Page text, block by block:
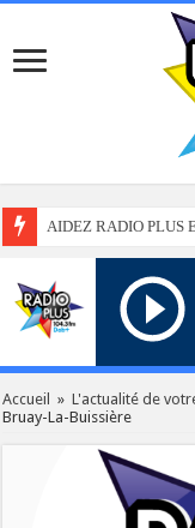
AIDEZ RADIO PLUS
Accueil » L'actualité de
Bruay-La-Buissière